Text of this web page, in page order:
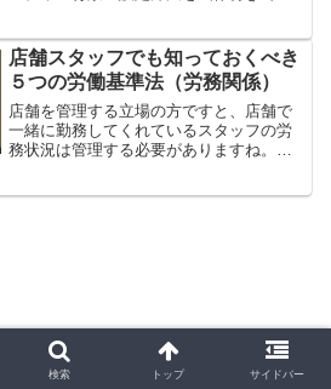
ので知りたい方は是非読んでみてくださ
い。
店舗スタッフでも知っておくべき
５つの労働基準法（労務関係）
店舗を管理する立場の方ですと、店舗で
一緒に勤務してくれているスタッフの労
務状況は管理する必要がありますね。こ
検索 トップ サイドバー